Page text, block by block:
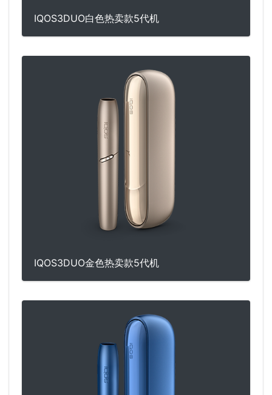
IQOS3DUO白色热卖款5代机
IQOS3DUO金色热卖款5代机